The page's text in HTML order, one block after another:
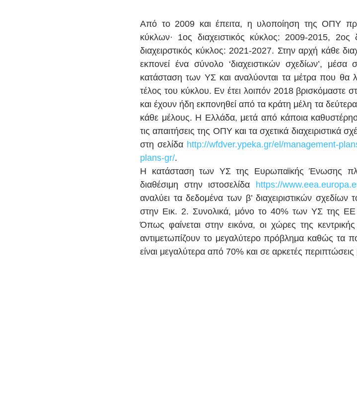
Από το 2009 και έπειτα, η υλοποίηση της ΟΠΥ
κύκλων· 1ος διαχειστικός κύκλος: 2009-2015, 2ος
διαχειρστικός κύκλος: 2021-2027. Στην αρχή κάθε
εκπονεί ένα σύνολο ‘διαχειστικών σχεδίων’, μέσα
κατάσταση των ΥΣ και αναλύονται τα μέτρα που θα
τέλος του κύκλου. Εν έτει λοιπόν 2018 βρισκόμαστε
και έχουν ήδη εκπονηθεί από τα κράτη μέλη τα δεύτερα
κάθε μέλους. Η Ελλάδα, μετά από κάποια
τις απαιτήσεις της ΟΠΥ και τα σχετικά διαχειριστικά
στη σελίδα http://wfdver.ypeka.gr/el/management-
plans-gr/.
Η κατάσταση των ΥΣ της Ευρωπαϊκής Ένωσης
διαθέσιμη στην ιστοσελίδα
https://
αναλύει τα δεδομένα των β’ διαχειριστικών σχεδίων
στην Εικ. 2. Συνολικά, μόνο το 40% των ΥΣ της ΕΕ
Όπως φαίνεται στην εικόνα, οι χώρες της
αντιμετωπίζουν το μεγαλύτερο πρόβλημα καθώς τα
είναι μεγαλύτερα από 70% και σε αρκετές